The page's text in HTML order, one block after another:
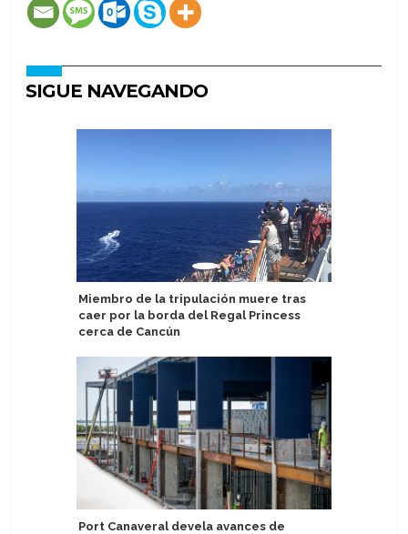
SIGUE NAVEGANDO
Miembro de la tripulación muere tras
caer por la borda del Regal Princess
cerca de Cancún
Port Canaveral devela avances de